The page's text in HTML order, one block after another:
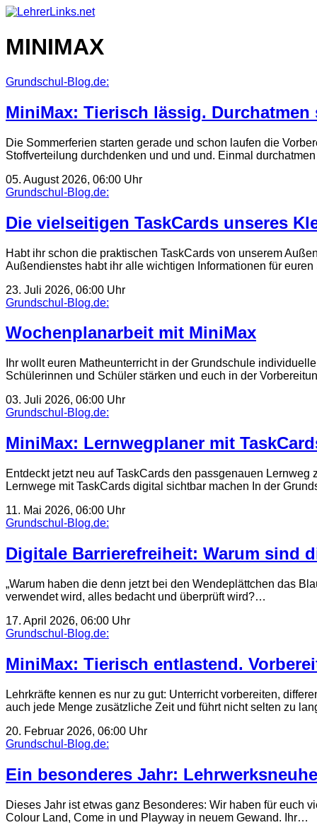
Skip
content
MINIMAX
Grundschul-Blog.de:
MiniMax: Tierisch lässig.
Die Sommerferien starten gerade und schon laufen die
Stoffverteilung durchdenken und und und. Einmal
05. August 2026, 06:00 Uhr
Grundschul-Blog.de:
Die vielseitigen TaskCards unseres
Habt ihr schon die praktischen TaskCards von unserem
Außendienstes habt ihr alle wichtigen Informationen für
23. Juli 2026, 06:00 Uhr
Grundschul-Blog.de:
Wochenplanarbeit mit MiniMax
Ihr wollt euren Matheunterricht in der Grundschule
Schülerinnen und Schüler stärken und euch in der
03. Juli 2026, 06:00 Uhr
Grundschul-Blog.de:
MiniMax: Lernwegplaner mit
Entdeckt jetzt neu auf TaskCards den passgenauen
Lernwege mit TaskCards digital sichtbar machen In der
11. Mai 2026, 06:00 Uhr
Grundschul-Blog.de:
Digitale Barrierefreiheit: Warum sind
„Warum haben die denn jetzt bei den Wendeplättchen das
verwendet wird, alles bedacht und überprüft wird?…
17. April 2026, 06:00 Uhr
Grundschul-Blog.de:
MiniMax: Tierisch entlastend.
Lehrkräfte kennen es nur zu gut: Unterricht vorbereiten,
auch jede Menge zusätzliche Zeit und führt nicht selten zu
20. Februar 2026, 06:00 Uhr
Grundschul-Blog.de:
Ein besonderes Jahr:
Dieses Jahr ist etwas ganz Besonderes: Wir haben für euch
Colour Land, Come in und Playway in neuem Gewand. Ihr…